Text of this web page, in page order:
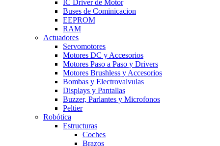
IC Driver de Motor
Buses de Cominicacion
EEPROM
RAM
Actuadores
Servomotores
Motores DC y Accesorios
Motores Paso a Paso y Drivers
Motores Brushless y Accesorios
Bombas y Electrovalvulas
Displays y Pantallas
Buzzer, Parlantes y Microfonos
Peltier
Robótica
Estructuras
Coches
Brazos